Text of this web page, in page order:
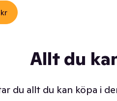
Allt du
du allt du kan köpa i